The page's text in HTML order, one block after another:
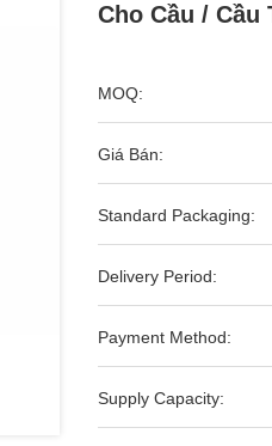
Cho Cầu / Cầu
MOQ:
Giá Bán:
Standard Packaging:
Delivery Period:
Payment Method:
Supply Capacity: